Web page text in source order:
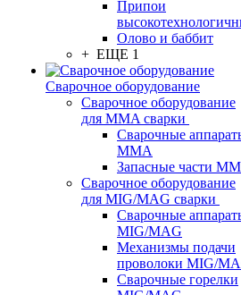
Припои
Олово и баббит
+ ЕЩЕ 1
Сварочное оборудование
Сварочное оборудование
для MMA сварки
Сварочные
MMA
Запасные части
Сварочное оборудование
для MIG/MAG сварки
Сварочные
MIG/MAG
Механизмы подачи
проволоки MIG/
Сварочные горелки